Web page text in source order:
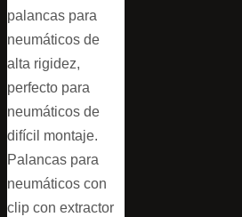
palancas para
neumáticos de
alta rigidez,
perfecto para
neumáticos de
difícil montaje.
Palancas para
neumáticos con
clip con extractor